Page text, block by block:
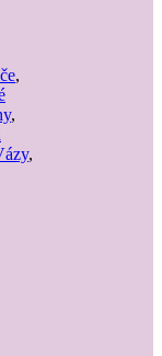
,
,
,